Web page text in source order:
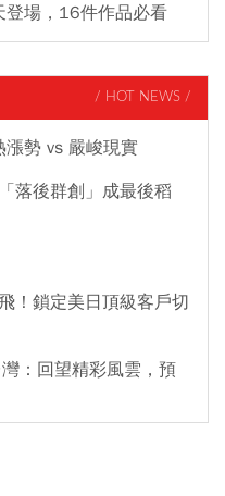
場，16件作品必看
/ HOT NEWS /
勢 vs 嚴峻現實
落後群創」成最後稻
！鎖定美日頂級客戶切
：回望精彩風雲，預